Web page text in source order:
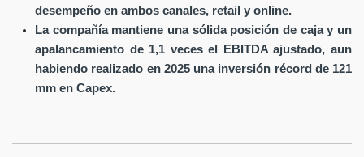
desempeño en ambos canales, retail y online.
La compañía mantiene una sólida posición de caja y un
apalancamiento de 1,1 veces el EBITDA ajustado, aun
habiendo realizado en 2025 una inversión récord de 121
mm en Capex.